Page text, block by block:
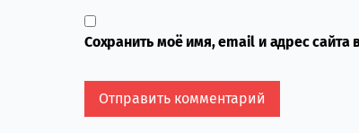
Сохранить моё имя, email и адрес